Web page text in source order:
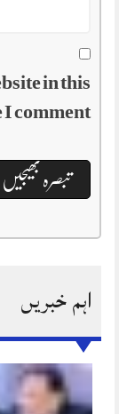
in this
comment.
اہم خبریں